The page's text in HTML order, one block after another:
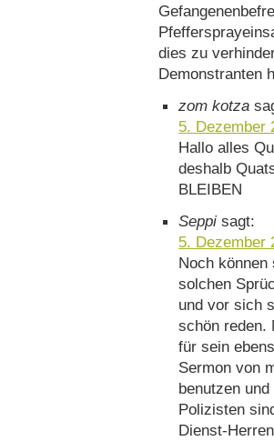
dies zu
Demonstranten
zom kotza
5. Dezember
Hallo alles
deshalb
BLEIBEN
Seppi sagt:
5. Dezember
Noch
solchen
und vor sich
schön reden.
für sein
Sermon von
benutzen
Polizisten
Dienst-